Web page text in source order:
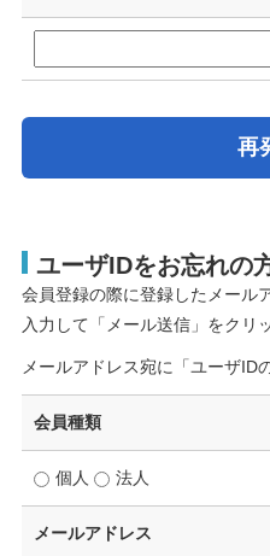
再
ユーザIDをお忘れの
会員登録の際に登録したメール
入力して「メール送信」をクリ
メールアドレス宛に「ユーザID
会員種類
個人 法人
メールアドレス